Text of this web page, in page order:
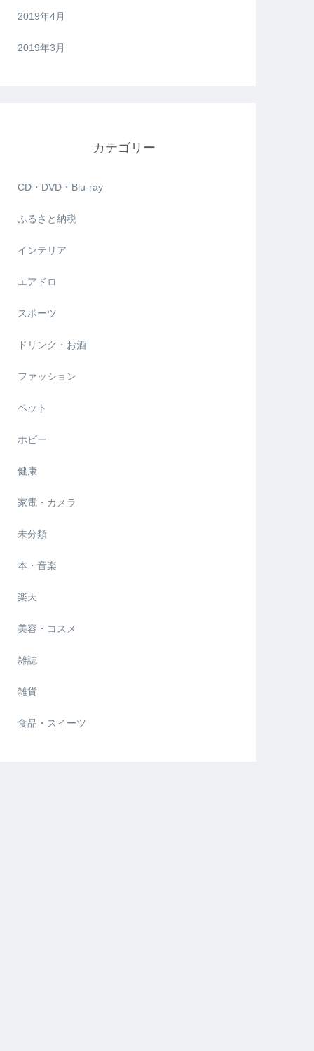
2019年4月
2019年3月
カテゴリー
CD・DVD・Blu-ray
ふるさと納税
インテリア
エアドロ
スポーツ
ドリンク・お酒
ファッション
ペット
ホビー
健康
家電・カメラ
未分類
本・音楽
楽天
美容・コスメ
雑誌
雑貨
食品・スイーツ